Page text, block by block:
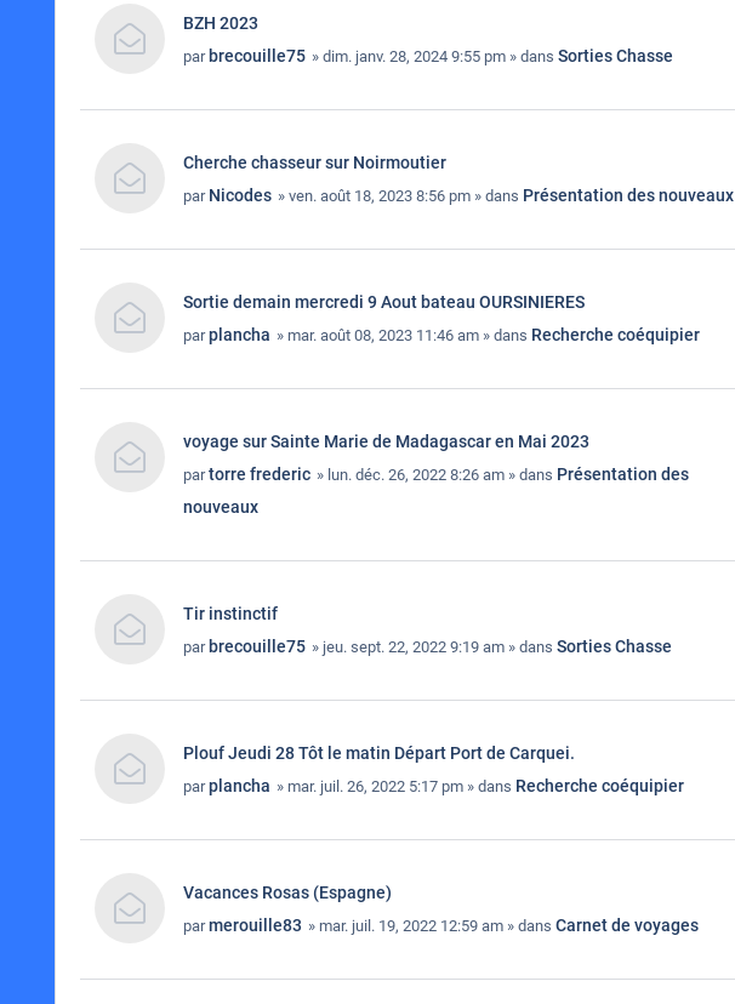
BZH 2023
par brecouille75 » dim. janv. 28, 2024 9:55 pm » dans Sorties Chasse
Cherche chasseur sur Noirmoutier
par Nicodes » ven. août 18, 2023 8:56 pm » dans Présentation des nouveaux
Sortie demain mercredi 9 Aout bateau OURSINIERES
parplancha » mar. août 08, 2023 11:46 am » dans Recherche coéquipier
voyage sur Sainte Marie de Madagascar en Mai 2023
partorre frederic » lun. déc. 26, 2022 8:26 am » dans Présentation des
nouveaux
Tir instinctif
par brecouille75 » jeu. sept. 22, 2022 9:19 am » dans Sorties Chasse
Plouf Jeudi 28 Tôt le matin Départ Port de Carquei.
parplancha » mar. juil. 26, 2022 5:17 pm » dans Recherche coéquipier
Vacances Rosas (Espagne)
parmerouille83 » mar. juil. 19, 2022 12:59 am » dans Carnet de voyages